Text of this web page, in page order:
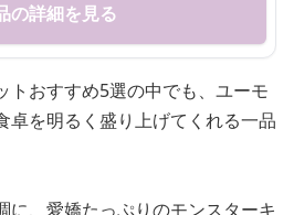
の詳細を見る
トおすすめ5選の中でも、ユーモ
卓を明るく盛り上げてくれる一品
に、愛嬌たっぷりのモンスターキ